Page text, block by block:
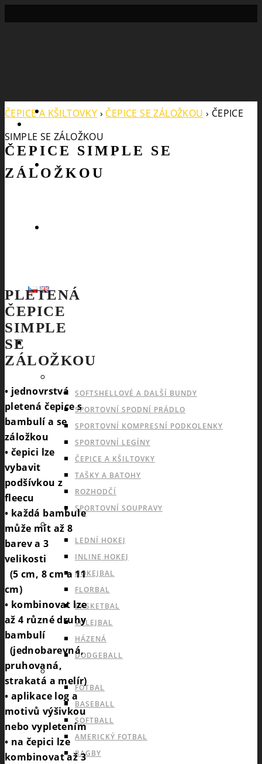
Search
SOFTSHELLOVÉ A DALŠÍ BUNDY
SPORTOVNÍ SPODNÍ PRÁDLO
SPORTOVNÍ KOMPRESNÍ PODKOLENKY
SPORTOVNÍ LEGÍNY
ČEPICE A KŠILTOVKY
TAŠKY A BATOHY
ROZHODČÍ
SPORTOVNÍ SOUPRAVY
INDOOROVÉ TÝMOVÉ SPORTY
LEDNÍ HOKEJ
INLINE HOKEJ
HOKEJBAL
FLORBAL
BASKETBAL
VOLEJBAL
HÁZENÁ
DODGEBALL
OUTDOOROVÉ TÝMOVÉ SPORTY
FOTBAL
BASEBALL
SOFTBALL
AMERICKÝ FOTBAL
RAGBY
ČEPICE SIMPLE SE
ZÁLOŽKOU
ČEPICE A KŠILTOVKY › ČEPICE SE ZÁLOŽKOU › ČEPICE
SIMPLE SE ZÁLOŽKOU
PLETENÁ
ČEPICE
SIMPLE
SE
ZÁLOŽKOU
• jednovrstvá
pletená čepice s
bambulí a se
záložkou
• čepici lze
vybavit
podšívkou z
fleecu
• každá bambule
může mít až 8
barev a 3
velikosti
(5 cm, 8 cm a 11
cm)
• kombinovat lze
až 4 různé druhy
bambulí
(jednobarevná,
pruhovaná,
strakatá a melír)
• aplikace log a
motivů výšivkou
nebo vypletením
• na čepici lze
kombinovat až 3